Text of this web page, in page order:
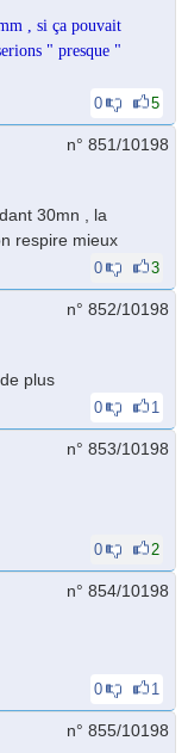
, si ça pouvait
" presque "
0
5
n° 851/10198
30mn , la
respire mieux
0 3
n° 852/10198
plus
0 1
n° 853/10198
0 2
n° 854/10198
0 1
n° 855/10198